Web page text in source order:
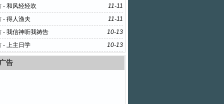
11-11
- 和风轻轻吹
11-11
- 得人渔夫
10-13
- 我信神听我祷告
10-13
- 上主日学
告